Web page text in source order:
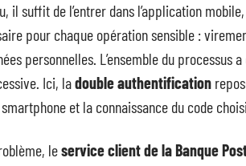
il suffit de l’entrer dans l’application
pour chaque opération sensible :
personnelles. L’ensemble du
Ici, ladouble authentification
et la connaissance du code
leservice client de la Banque